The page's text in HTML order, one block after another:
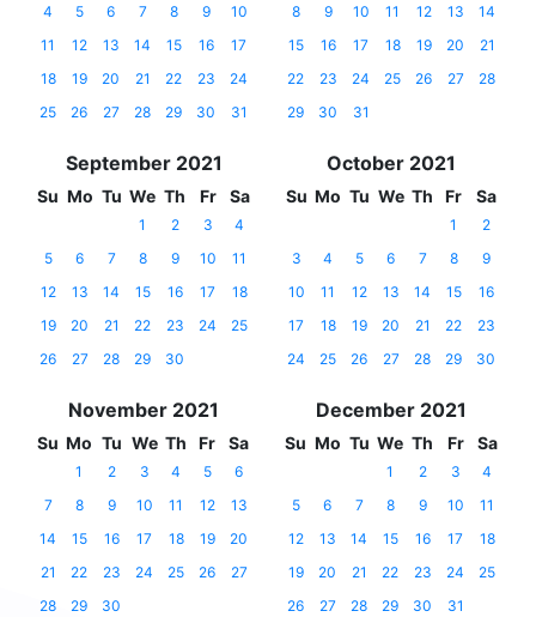
4
5 6 7 8 9
10
11
12 13 14 15 16
17
18
19 20 21 22 23
24
25
26 27 28 29 30 31
8
9 10 11 12 13
14
15
16 17 18 19 20
21
22
23 24 25 26 27
28
29
30 31
September 2021
Su Mo Tu We Th Fr Sa
1 2 3
4
5
6 7 8 9 10
11
12
13 14 15 16 17
18
19
20 21 22 23 24
25
26
27 28 29 30
October 2021
Su Mo Tu We Th Fr Sa
1
2
3
4 5 6 7 8
9
10
11 12 13 14 15
16
17
18 19 20 21 22
23
24
25 26 27 28 29 30
November 2021
Su Mo Tu We Th Fr Sa
1 2 3 4 5
6
7
8 9 10 11 12
13
14
15 16 17 18 19
20
21
22 23 24 25 26
27
28
29 30
December 2021
Su Mo Tu We Th Fr Sa
1 2 3
4
5
6 7 8 9 10
11
12
13 14 15 16 17
18
19
20 21 22 23 24
25
26
27 28 29 30 31